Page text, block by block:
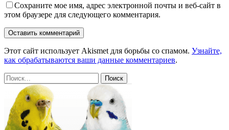
Сохраните мое имя, адрес электронной почты и веб-сайт в
этом браузере для следующего комментария.
Этот сайт использует Akismet для борьбы со спамом. Узнайте,
как обрабатываются ваши данные комментариев.